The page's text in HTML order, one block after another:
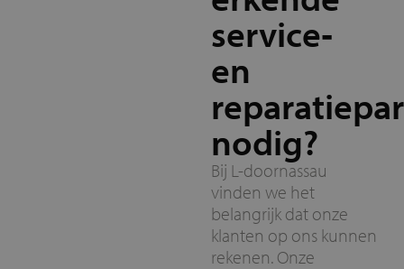
service‑
en
nodig?
Bij L-doornassau
vinden we het
belangrijk dat onze
klanten op ons kunnen
rekenen. Onze